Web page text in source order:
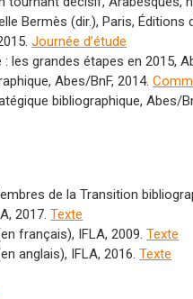
Bermès (dir.), Paris,
Journée d’étude
les grandes étapes en 2015,
Abes/BnF, 2014.Com
bibliographique, Abes/
de la Transition
2017.Texte
français), IFLA, 2009.Texte
anglais), IFLA, 2016.Texte